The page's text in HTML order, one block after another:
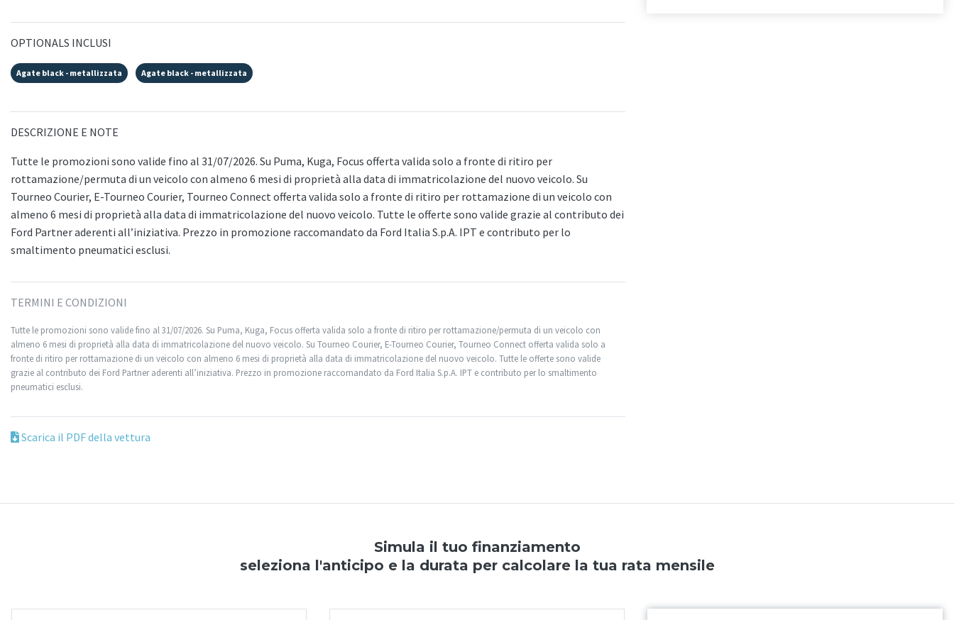
OPTIONALS INCLUSI
Agate black - metallizzata Agate black - metallizzata
DESCRIZIONE E NOTE
Tutte le promozioni sono valide fino al 31/07/2026. Su Puma, Kuga, Focus offerta valida solo a fronte di ritiro per
rottamazione/permuta di un veicolo con almeno 6 mesi di proprietà alla data di immatricolazione del nuovo veicolo. Su
Tourneo Courier, E-Tourneo Courier, Tourneo Connect offerta valida solo a fronte di ritiro per rottamazione di un veicolo con
almeno 6 mesi di proprietà alla data di immatricolazione del nuovo veicolo. Tutte le offerte sono valide grazie al contributo dei
Ford Partner aderenti all’iniziativa. Prezzo in promozione raccomandato da Ford Italia S.p.A. IPT e contributo per lo
smaltimento pneumatici esclusi.
TERMINI E CONDIZIONI
Tutte le promozioni sono valide fino al 31/07/2026. Su Puma, Kuga, Focus offerta valida solo a fronte di ritiro per rottamazione/permuta di un veicolo con
almeno 6 mesi di proprietà alla data di immatricolazione del nuovo veicolo. Su Tourneo Courier, E-Tourneo Courier, Tourneo Connect offerta valida solo a
fronte di ritiro per rottamazione di un veicolo con almeno 6 mesi di proprietà alla data di immatricolazione del nuovo veicolo. Tutte le offerte sono valide
grazie al contributo dei Ford Partner aderenti all’iniziativa. Prezzo in promozione raccomandato da Ford Italia S.p.A. IPT e contributo per lo smaltimento
pneumatici esclusi.
Scarica il PDF della vettura
Simula il tuo finanziamento
seleziona l'anticipo e la durata per calcolare la tua rata mensile